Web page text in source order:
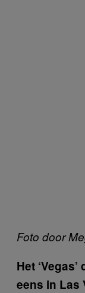
Foto door
Het
eens in Las